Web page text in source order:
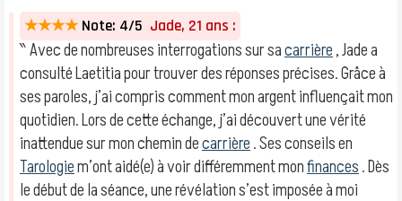
★★★★ Note: 4/5 Jade, 21 ans :
‶ Avec de nombreuses interrogations sur sacarrière, Jade a
consulté Laetitia pour trouver des réponses précises. Grâce à
ses paroles, j’ai compris comment mon argent influençait mon
quotidien. Lors de cette échange, j’ai découvert une vérité
inattendue sur mon chemin decarrière. Ses conseils en
Tarologiem’ont aidé(e) à voir différemment monfinances. Dès
le début de la séance, une révélation s’est imposée à moi